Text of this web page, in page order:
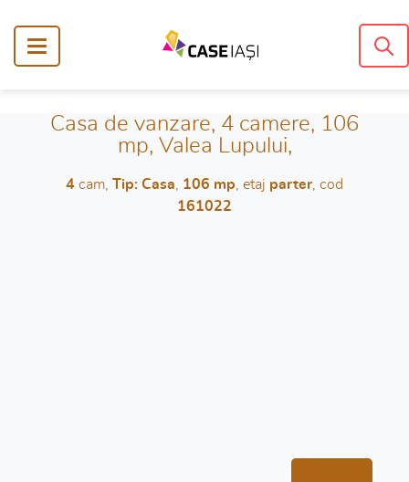
Casa de vanzare, 4 camere, 106
mp, Valea Lupului,
4 cam, Tip: Casa 106 mp , etaj parter, cod
161022